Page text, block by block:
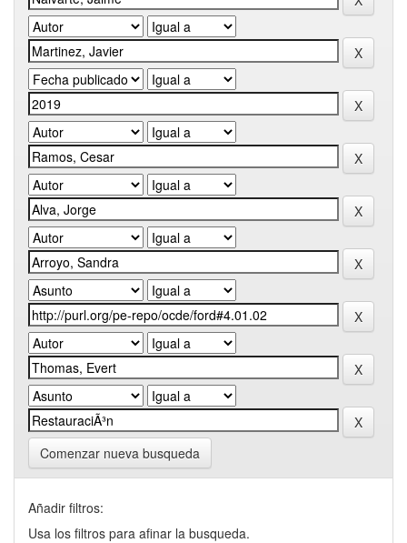
Comenzar nueva busqueda
Añadir filtros:
Usa los filtros para afinar la busqueda.